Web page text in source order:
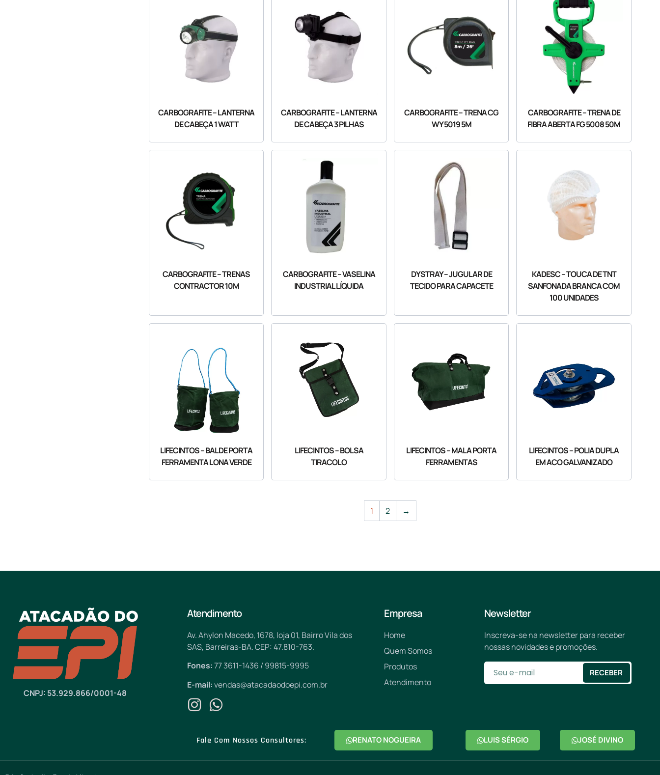
CARBOGRAFITE – LANTERNA
DE CABEÇA 1 WATT
CARBOGRAFITE – LANTERNA
DE CABEÇA 3 PILHAS
CARBOGRAFITE – TRENA CG
WY 5019 5M
CARBOGRAFITE – TRENA DE
FIBRA ABERTA FG 5008 50M
CARBOGRAFITE – TRENAS
CONTRACTOR 10M
CARBOGRAFITE – VASELINA
INDUSTRIAL LÍQUIDA
DYSTRAY – JUGULAR DE
TECIDO PARA CAPACETE
KADESC – TOUCA DE TNT
SANFONADA BRANCA COM
100 UNIDADES
LIFECINTOS – BALDE PORTA
FERRAMENTA LONA VERDE
LIFECINTOS – BOLSA
TIRACOLO
LIFECINTOS – MALA PORTA
FERRAMENTAS
LIFECINTOS – POLIA DUPLA
EM ACO GALVANIZADO
1 2 →
CNPJ: 53.929.866/0001-48
Atendimento
Av. Ahylon Macedo, 1678, loja 01, Bairro Vila dos
SAS, Barreiras-BA. CEP: 47.810-763.
Fones:77 3611-1436 / 99815-9995
E-mail:vendas@atacadaodoepi.com.br
Empresa
Home
Quem Somos
Produtos
Atendimento
Newsletter
Inscreva-se na newsletter para receber
nossas novidades e promoções.
RECEBER
Fale Com Nossos Consultores: RENATO NOGUEIRA LUIS SÉRGIO JOSÉ DIVINO